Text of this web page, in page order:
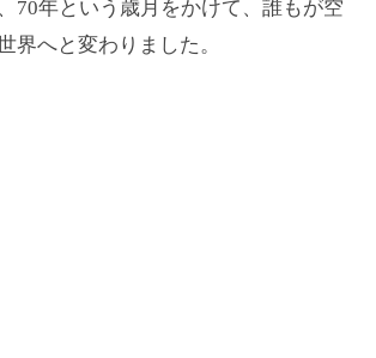
70年という歳月をかけて、誰もが空
界へと変わりました。